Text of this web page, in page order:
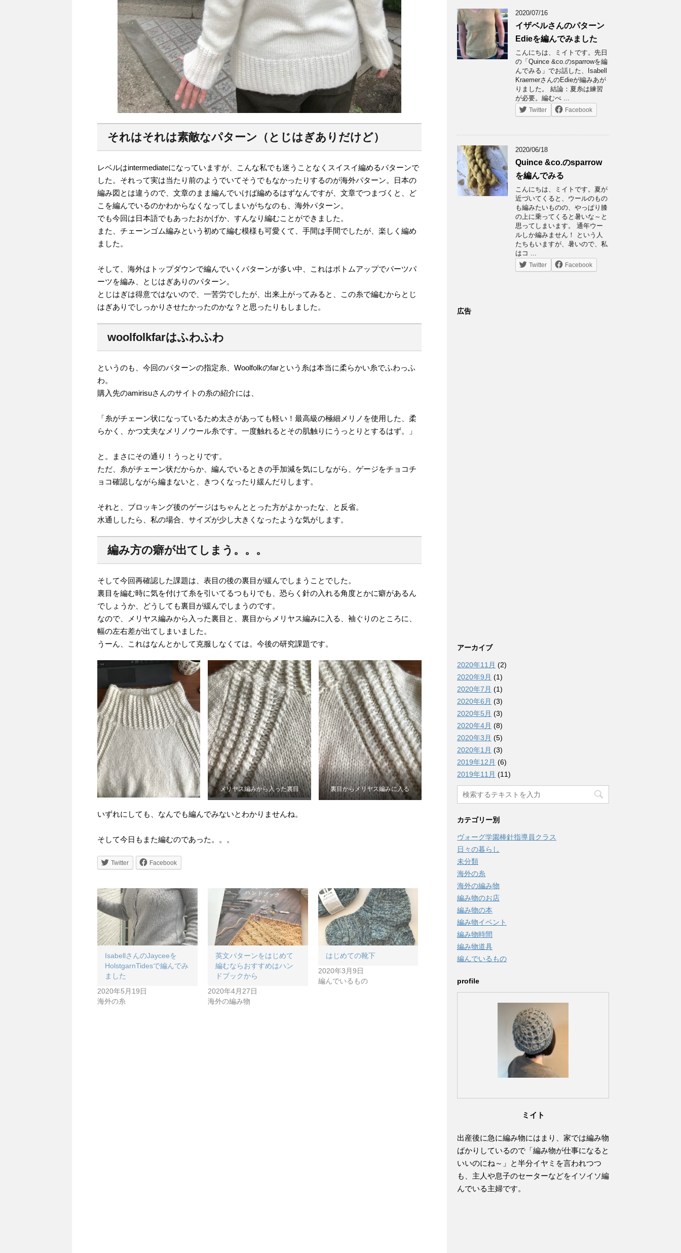
それはそれは素敵なパターン（とじはぎありだけど）
レベルはintermediateになっていますが、こんな私でも迷うことなくスイスイ編めるパターンで
した。それって実は当たり前のようでいてそうでもなかったりするのが海外パターン。日本の
編み図とは違うので、文章のまま編んでいけば編めるはずなんですが、文章でつまづくと、ど
こを編んでいるのかわからなくなってしまいがちなのも、海外パターン。
でも今回は日本語でもあったおかげか、すんなり編むことができました。
また、チェーンゴム編みという初めて編む模様も可愛くて、手間は手間でしたが、楽しく編め
ました。
そして、海外はトップダウンで編んでいくパターンが多い中、これはボトムアップでパーツパ
ーツを編み、とじはぎありのパターン。
とじはぎは得意ではないので、一苦労でしたが、出来上がってみると、この糸で編むからとじ
はぎありでしっかりさせたかったのかな？と思ったりもしました。
woolfolkfarはふわふわ
というのも、今回のパターンの指定糸、Woolfolkのfarという糸は本当に柔らかい糸でふわっふ
わ。
購入先のamirisuさんのサイトの糸の紹介には、
「糸がチェーン状になっているため太さがあっても軽い！最高級の極細メリノを使用した、柔
らかく、かつ丈夫なメリノウール糸です。一度触れるとその肌触りにうっとりとするはず。」
と。まさにその通り！うっとりです。
ただ、糸がチェーン状だからか、編んでいるときの手加減を気にしながら、ゲージをチョコチ
ョコ確認しながら編まないと、きつくなったり緩んだりします。
それと、ブロッキング後のゲージはちゃんととった方がよかったな、と反省。
水通ししたら、私の場合、サイズが少し大きくなったような気がします。
編み方の癖が出てしまう。。。
そして今回再確認した課題は、表目の後の裏目が緩んでしまうことでした。
裏目を編む時に気を付けて糸を引いてるつもりでも、恐らく針の入れる角度とかに癖があるん
でしょうか、どうしても裏目が緩んでしまうのです。
なので、メリヤス編みから入った裏目と、裏目からメリヤス編みに入る、袖ぐりのところに、
幅の左右差が出てしまいました。
うーん、これはなんとかして克服しなくては。今後の研究課題です。
メリヤス編みから入った裏目 裏目からメリヤス編みに入る
いずれにしても、なんでも編んでみないとわかりませんね。
そして今日もまた編むのであった。。。
Twitter Facebook
IsabellさんのJayceeを
HolstgarnTidesで編んでみ
ました
2020年5月19日
海外の糸
英文パターンをはじめて
編むならおすすめはハン
ドブックから
2020年4月27日
海外の編み物
はじめての靴下
2020年3月9日
編んでいるもの
2020/07/16
イザベルさんのパターン
Edieを編んでみました
こんにちは、ミイトです。先日
の「Quince &co.のsparrowを編
んでみる」でお話した、Isabell
KraemerさんのEdieが編みあが
りました。 結論：夏糸は練習
が必要。編むべ ...
Twitter Facebook
2020/06/18
Quince &co.のsparrow
を編んでみる
こんにちは、ミイトです。夏が
近づいてくると、ウールのもの
も編みたいものの、やっぱり膝
の上に乗ってくると暑いな～と
思ってしまいます。 通年ウー
ルしか編みません！ という人
たちもいますが、暑いので、私
はコ ...
Twitter Facebook
広告
アーカイブ
2020年11月 (2)
2020年9月 (1)
2020年7月 (1)
2020年6月 (3)
2020年5月 (3)
2020年4月 (8)
2020年3月 (5)
2020年1月 (3)
2019年12月 (6)
2019年11月 (11)
カテゴリー別
ヴォーグ学園棒針指導員クラス
日々の暮らし
未分類
海外の糸
海外の編み物
編み物のお店
編み物の本
編み物イベント
編み物時間
編み物道具
編んでいるもの
profile
ミイト
出産後に急に編み物にはまり、家では編み物
ばかりしているので「編み物が仕事になると
いいのにね～」と半分イヤミを言われつつ
も、主人や息子のセーターなどをイソイソ編
んでいる主婦です。